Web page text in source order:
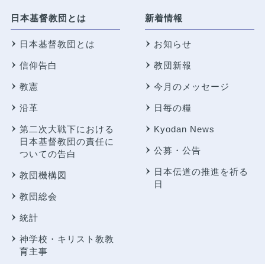
日本基督教団とは
日本基督教団とは
信仰告白
教憲
沿革
第二次大戦下における
日本基督教団の責任に
ついての告白
教団機構図
教団総会
統計
神学校・キリスト教教
育主事
新着情報
お知らせ
教団新報
今月のメッセージ
日毎の糧
Kyodan News
公募・公告
日本伝道の推進を祈る
日